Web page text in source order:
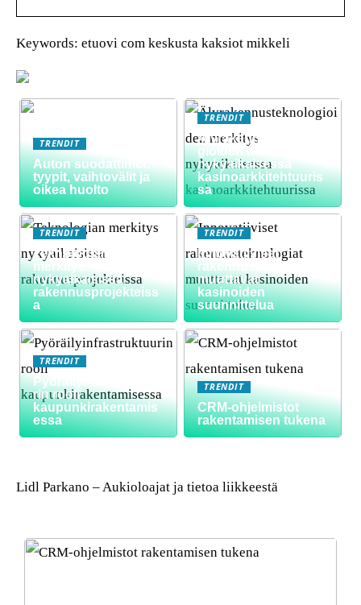
Keywords: etuovi com keskusta kaksiot mikkeli
TRENDIT
Auton suodattimet:
tyypit, vaihtovälit ja
oikea huolto
TRENDIT
Älyrakennusteknolo
gioiden merkitys
nykyaikaisessa
kasinoarkkitehtuuris
sa
TRENDIT
Teknologian
merkitys
nykyaikaisissa
rakennusprojekteiss
a
TRENDIT
Innovatiiviset
rakennusteknologiat
muuttavat
kasinoiden
suunnittelua
TRENDIT
Pyöräilyinfrastruktuu
rin rooli
kaupunkirakentamis
essa
TRENDIT
CRM-ohjelmistot
rakentamisen tukena
Lidl Parkano – Aukioloajat ja tietoa liikkeestä